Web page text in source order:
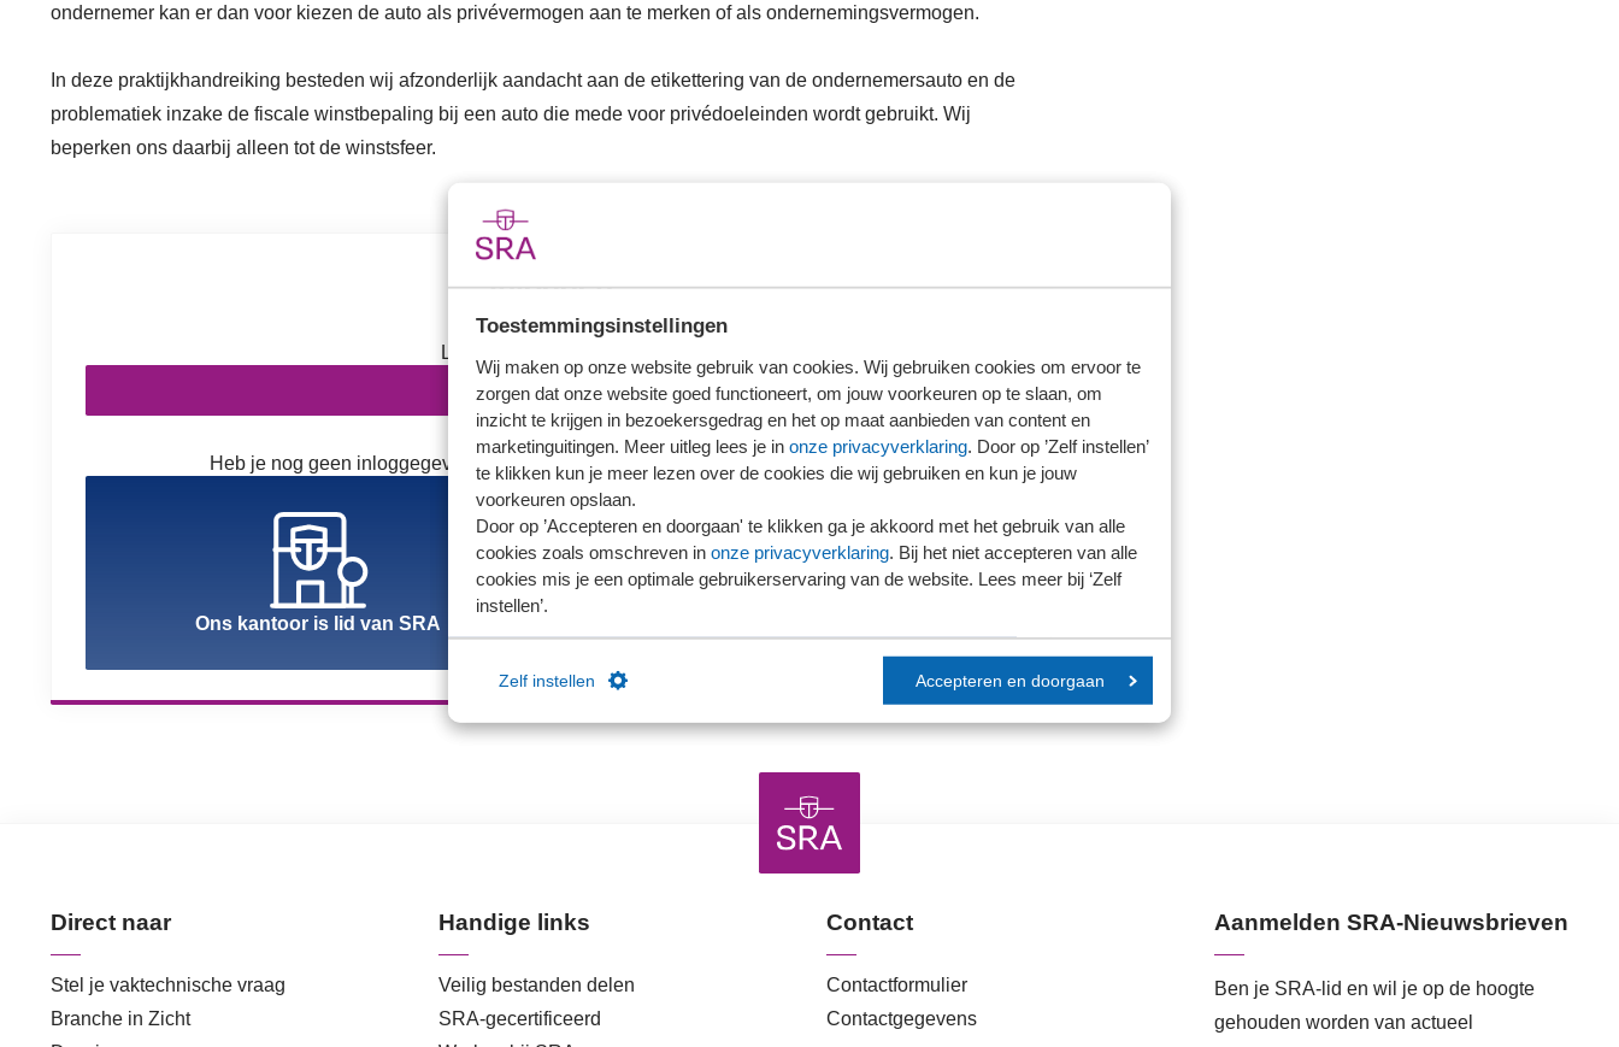
Toestemmingsinstellingen
Wij maken op onze website gebruik van cookies. Wij gebruiken cookies om ervoor te
zorgen dat onze website goed functioneert, om jouw voorkeuren op te slaan, om
inzicht te krijgen in bezoekersgedrag en het op maat aanbieden van content en
marketinguitingen. Meer uitleg lees je in onze privacyverklaring. Door op ’Zelf instellen’
te klikken kun je meer lezen over de cookies die wij gebruiken en kun je jouw
voorkeuren opslaan.
Door op ’Accepteren en doorgaan' te klikken ga je akkoord met het gebruik van alle
cookies zoals omschreven in onze privacyverklaring. Bij het niet accepteren van alle
cookies mis je een optimale gebruikerservaring van de website. Lees meer bij ‘Zelf
instellen’.
Zelf instellen Accepteren en doorgaan
ondernemer kan er dan voor kiezen de auto als privévermogen aan te merken of als ondernemingsvermogen.
In deze praktijkhandreiking besteden wij afzonderlijk aandacht aan de etikettering van de ondernemersauto en de
problematiek inzake de fiscale winstbepaling bij een auto die mede voor privédoeleinden wordt gebruikt. Wij
beperken ons daarbij alleen tot de winstsfeer.
Inloggen
Log in om verder te lezen.
Inloggen
Heb je nog geen inloggegevens? Kies hieronder wat voor jou van toepassing is.
Ons kantoor is lid van SRA
Direct naar
Stel je vaktechnische vraag
Branche in Zicht
Handige links
Veilig bestanden delen
SRA-gecertificeerd
Contact
Contactformulier
Contactgegevens
Aanmelden SRA-Nieuwsbrieven
Ben je SRA-lid en wil je op de hoogte
gehouden worden van actueel